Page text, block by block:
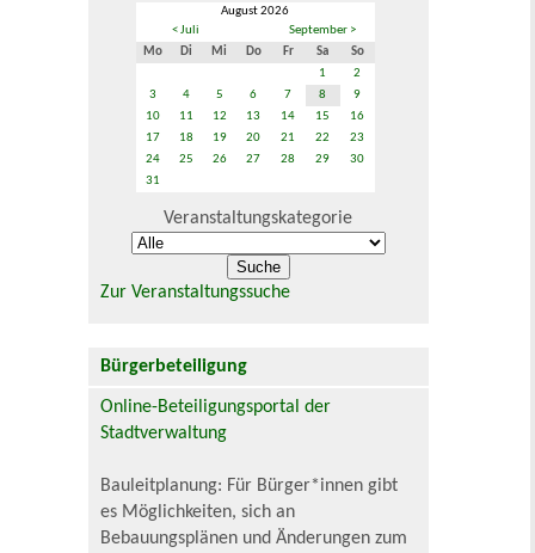
August 2026
< Juli
September >
Mo
Di Mi Do Fr Sa
So
1
2
3
4 5 6 7 8
9
10
11 12 13 14 15
16
17
18 19 20 21 22
23
24
25 26 27 28 29
30
31
Veranstaltungskategorie
Zur Veranstaltungssuche
Bürgerbeteiligung
Online-Beteiligungsportal der
Stadtverwaltung
Bauleitplanung: Für Bürger*innen gibt
es Möglichkeiten, sich an
Bebauungsplänen und Änderungen zum